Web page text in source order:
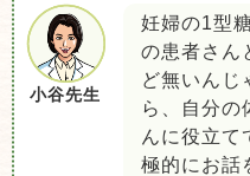
小谷先生
妊婦の1型
の患者さん
ど無いんじ
ら、自分の
んに役立て
極的にお話